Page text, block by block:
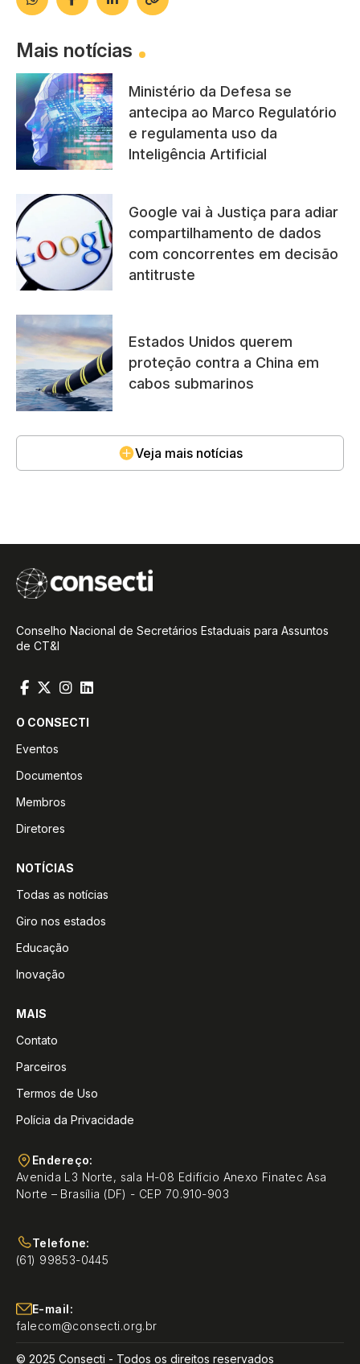
Mais notícias
Ministério da Defesa se
antecipa ao Marco Regulatório
e regulamenta uso da
Inteligência Artificial
Google vai à Justiça para adiar
compartilhamento de dados
com concorrentes em decisão
antitruste
Estados Unidos querem
proteção contra a China em
cabos submarinos
Veja mais notícias
Conselho Nacional de Secretários Estaduais para Assuntos
de CT&I
O CONSECTI
Eventos
Documentos
Membros
Diretores
NOTÍCIAS
Todas as notícias
Giro nos estados
Educação
Inovação
MAIS
Contato
Parceiros
Termos de Uso
Polícia da Privacidade
Endereço:
Avenida L3 Norte, sala H-08 Edifício Anexo Finatec Asa
Norte – Brasília (DF) - CEP 70.910-903
Telefone:
(61) 99853-0445
E-mail:
falecom@consecti.org.br
© 2025 Consecti - Todos os direitos reservados